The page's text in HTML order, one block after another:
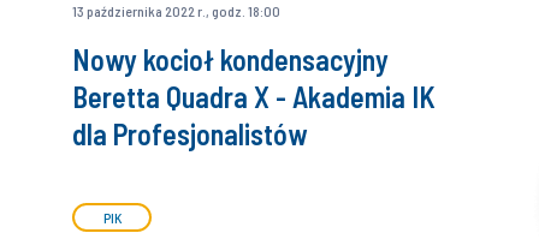
13 października 2022 r., godz. 18:00
Nowy kocioł kondensacyjny
Beretta Quadra X - Akademia IK
dla Profesjonalistów
PIK